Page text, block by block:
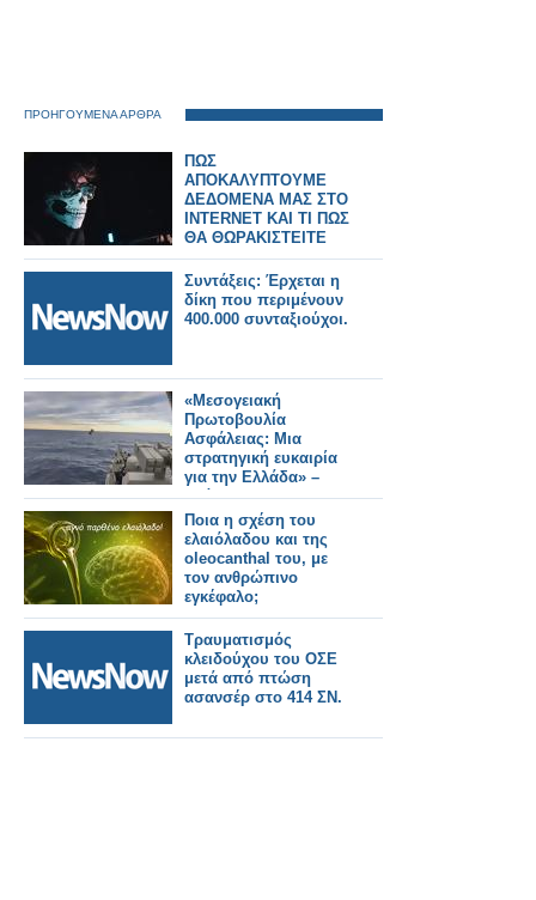
ΠΡΟΗΓΟΥΜΕΝΑ ΑΡΘΡΑ
ΠΩΣ
ΑΠΟΚΑΛΥΠΤΟΥΜΕ
ΔΕΔΟΜΕΝΑ ΜΑΣ ΣΤΟ
INTERNET ΚΑΙ ΤΙ ΠΩΣ
ΘΑ ΘΩΡΑΚΙΣΤΕΙΤΕ
Συντάξεις: Έρχεται η
δίκη που περιμένουν
400.000 συνταξιούχοι.
«Μεσογειακή
Πρωτοβουλία
Ασφάλειας: Μια
στρατηγική ευκαιρία
για την Ελλάδα» –
Ανάλυση του
Κωνσταντίνου
Μπαλωμένου
Ποια η σχέση του
ελαιόλαδου και της
oleocanthal του, με
τον ανθρώπινο
εγκέφαλο;
Τραυματισμός
κλειδούχου του ΟΣΕ
μετά από πτώση
ασανσέρ στο 414 ΣΝ.